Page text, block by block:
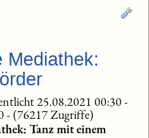
Mediathek:
25.08.2021 00:30-
-(76217 Zugriffe)
Tanz mit einem